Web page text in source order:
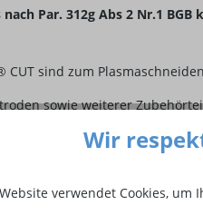
Par. 312g Abs 2 Nr.1
CUT sind zum
sowie weiterer
Bedingungen. Egal
eine lange Lebensdauer
zur Schnittfuge
Wir
verwendet Cookies,